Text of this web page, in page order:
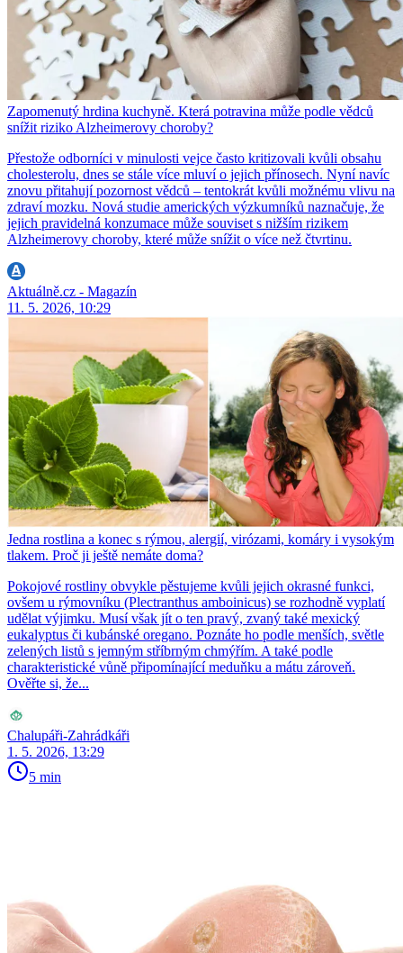
Zapomenutý hrdina kuchyně. Která potravina může podle vědců
snížit riziko Alzheimerovy choroby?
Přestože odborníci v minulosti vejce často kritizovali kvůli obsahu
cholesterolu, dnes se stále více mluví o jejich přínosech. Nyní navíc
znovu přitahují pozornost vědců – tentokrát kvůli možnému vlivu na
zdraví mozku. Nová studie amerických výzkumníků naznačuje, že
jejich pravidelná konzumace může souviset s nižším rizikem
Alzheimerovy choroby, které může snížit o více než čtvrtinu.
Aktuálně.cz - Magazín
11. 5. 2026, 10:29
Jedna rostlina a konec s rýmou, alergií, virózami, komáry i vysokým
tlakem. Proč ji ještě nemáte doma?
Pokojové rostliny obvykle pěstujeme kvůli jejich okrasné funkci,
ovšem u rýmovníku (Plectranthus amboinicus) se rozhodně vyplatí
udělat výjimku. Musí však jít o ten pravý, zvaný také mexický
eukalyptus či kubánské oregano. Poznáte ho podle menších, světle
zelených listů s jemným stříbrným chmýřím. A také podle
charakteristické vůně připomínající meduňku a mátu zároveň.
Ověřte si, že...
Chalupáři-Zahrádkáři
1. 5. 2026, 13:29
5 min